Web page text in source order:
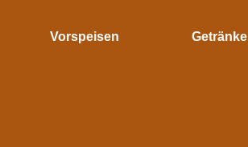
Vorspeisen Getränke